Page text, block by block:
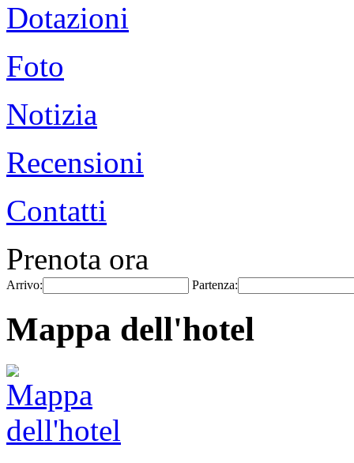
Dotazioni
Foto
Notizia
Recensioni
Contatti
Prenota ora
Arrivo: Partenza:
Mappa dell'hotel